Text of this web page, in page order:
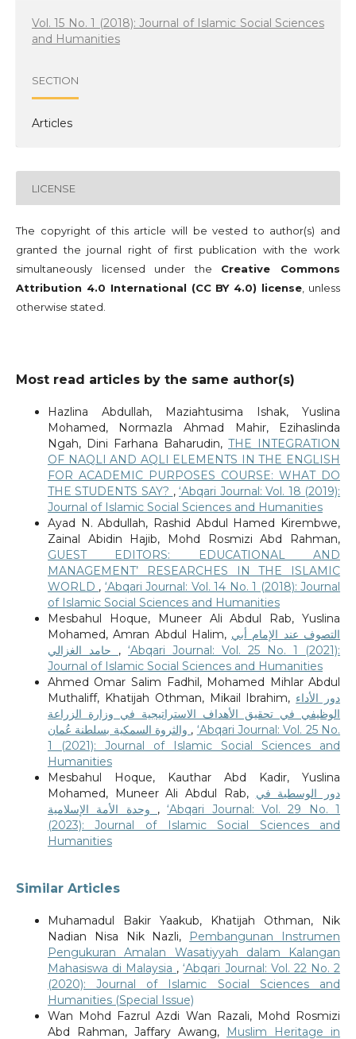
Vol. 15 No. 1 (2018): Journal of Islamic Social Sciences
and Humanities
SECTION
Articles
LICENSE
The copyright of this article will be vested to author(s) and
granted the journal right of first publication with the work
simultaneously licensed under the Creative Commons
Attribution 4.0 International (CC BY 4.0) license , unless
otherwise stated.
Most read articles by the same author(s)
Hazlina Abdullah, Maziahtusima Ishak, Yuslina
Mohamed, Normazla Ahmad Mahir, Ezihaslinda
Ngah, Dini Farhana Baharudin,THE INTEGRATION
OF NAQLI AND AQLI ELEMENTS IN THE ENGLISH
FOR ACADEMIC PURPOSES COURSE: WHAT DO
THE STUDENTS SAY? ,‘Abqari Journal: Vol. 18 (2019):
Journal of Islamic Social Sciences and Humanities
Ayad N. Abdullah, Rashid Abdul Hamed Kirembwe,
Zainal Abidin Hajib, Mohd Rosmizi Abd Rahman,
GUEST EDITORS: EDUCATIONAL AND
MANAGEMENT’ RESEARCHES IN THE ISLAMIC
WORLD , ‘Abqari Journal: Vol. 14 No. 1 (2018): Journal
of Islamic Social Sciences and Humanities
Mesbahul Hoque, Muneer Ali Abdul Rab, Yuslina
Mohamed, Amran Abdul Halim, التصوف عند الإمام أبي
,‘Abqari Journal: Vol. 25 No. 1 (2021):
Journal of Islamic Social Sciences and Humanities
Ahmed Omar Salim Fadhil, Mohamed Mihlar Abdul
Muthaliff, Khatijah Othman, Mikail Ibrahim, دور الأداء
الوظيفي في تحقيق الأهداف الاستراتيجية في وزارة الزراعة
, ‘Abqari Journal: Vol. 25 No.
1 (2021): Journal of Islamic Social Sciences and
Humanities
Mesbahul Hoque, Kauthar Abd Kadir, Yuslina
Mohamed, Muneer Ali Abdul Rab, دور الوسطية في
,‘Abqari Journal: Vol. 29 No. 1
(2023): Journal of Islamic Social Sciences and
Humanities
Similar Articles
Muhamadul Bakir Yaakub, Khatijah Othman, Nik
Nadian Nisa Nik Nazli, Pembangunan Instrumen
Pengukuran Amalan Wasatiyyah dalam Kalangan
Mahasiswa di Malaysia ,‘Abqari Journal: Vol. 22 No. 2
(2020): Journal of Islamic Social Sciences and
Humanities (Special Issue)
Wan Mohd Fazrul Azdi Wan Razali, Mohd Rosmizi
Abd Rahman, Jaffary Awang,
Muslim Heritage in